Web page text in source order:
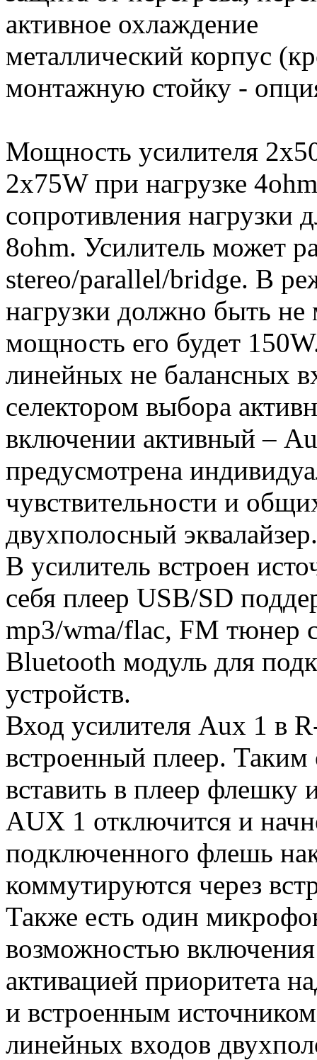
активное охлаждение
металлический корпус
монтажную стойку -
Мощность усилителя
2х75W при нагрузке
сопротивления нагрузки
8ohm. Усилитель может
stereo/parallel/bridge. В
нагрузки должно быть
мощность его будет
линейных не балансных
селектором выбора
включении активный –
предусмотрена
чувствительности и
двухполосный эквалайзер.
В усилитель встроен
себя плеер USB/SD
mp3/wma/flac, FM тюнер
Bluetooth модуль для
устройств.
Вход усилителя Aux 1 в
встроенный плеер.
вставить в плеер флешку
AUX 1 отключится и
подключенного флешь
коммутируются через
Также есть один
возможностью
активацией приоритета
и встроенным
линейных входов